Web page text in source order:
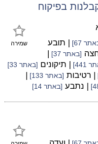
בפיקוח
שמירה 67] | תובע
[באתר 37]
|
441] | תיקונים [באתר 33]
| רטיבות [באתר 133]
|
| נתבע [באתר 14]